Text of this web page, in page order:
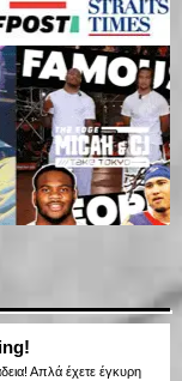
Απλά έχετε έγκυρη